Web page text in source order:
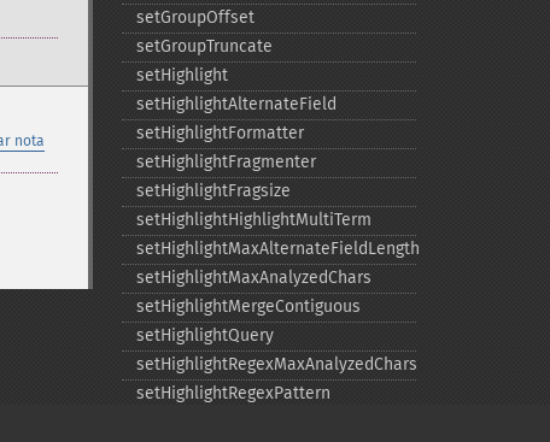
nota
setGroupOffset
setGroupTruncate
setHighlight
setHighlightAlternateField
setHighlightFormatter
setHighlightFragmenter
setHighlightFragsize
setHighlightHighlightMultiTerm
setHighlightMaxAlternateFieldLength
setHighlightMaxAnalyzedChars
setHighlightMergeContiguous
setHighlightQuery
setHighlightRegexMaxAnalyzedChars
setHighlightRegexPattern